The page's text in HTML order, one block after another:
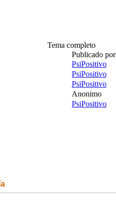
Tema completo
Publicado por
PsiPositivo
PsiPositivo
PsiPositivo
Anonimo
PsiPositivo